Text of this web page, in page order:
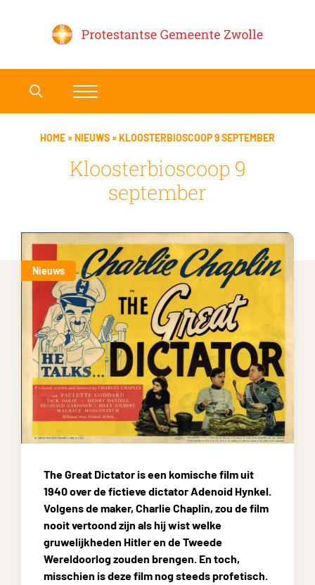
HOME »NIEUWS »KLOOSTERBIOSCOOP 9 SEPTEMBER
Kloosterbioscoop 9
september
Nieuws
The Great Dictator is een komische film uit
1940 over de fictieve dictator Adenoid Hynkel.
Volgens de maker, Charlie Chaplin, zou de film
nooit vertoond zijn als hij wist welke
gruwelijkheden Hitler en de Tweede
Wereldoorlog zouden brengen. En toch,
misschien is deze film nog steeds profetisch.